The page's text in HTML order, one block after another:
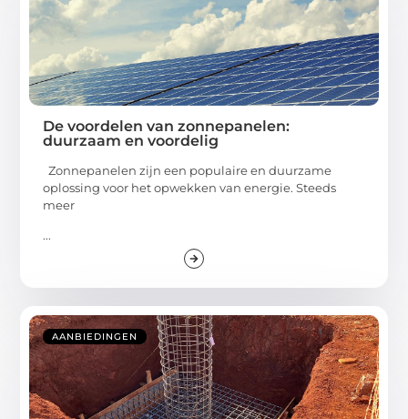
De voordelen van zonnepanelen:
duurzaam en voordelig
Zonnepanelen zijn een populaire en duurzame
oplossing voor het opwekken van energie. Steeds
meer
...
AANBIEDINGEN